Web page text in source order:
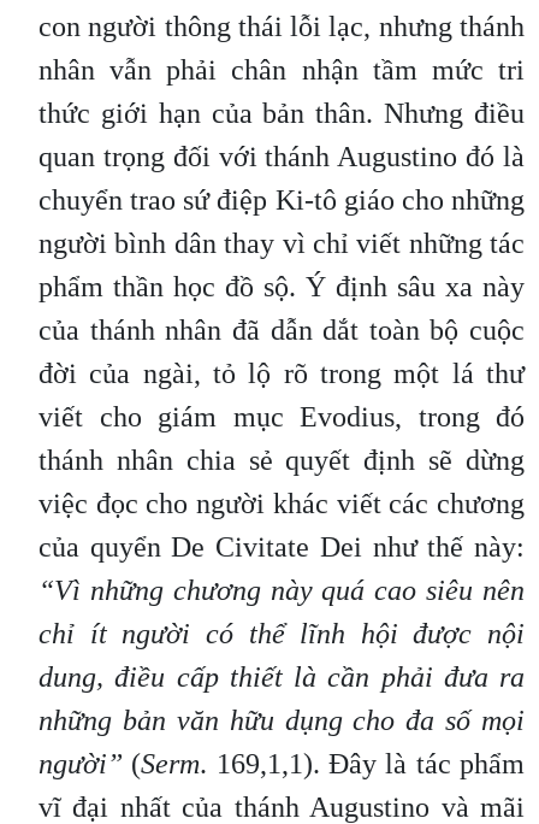
con người thông thái lỗi lạc, nhưng thánh
nhân vẫn phải chân nhận tầm mức tri
thức giới hạn của bản thân. Nhưng điều
quan trọng đối với thánh Augustino đó là
chuyển trao sứ điệp Ki-tô giáo cho những
người bình dân thay vì chỉ viết những tác
phẩm thần học đồ sộ. Ý định sâu xa này
của thánh nhân đã dẫn dắt toàn bộ cuộc
đời của ngài, tỏ lộ rõ trong một lá thư
viết cho giám mục Evodius, trong đó
thánh nhân chia sẻ quyết định sẽ dừng
việc đọc cho người khác viết các chương
của quyển De Civitate Dei như thế này:
“Vì những chương này quá cao siêu nên
chỉ ít người có thể lĩnh hội được nội
dung, điều cấp thiết là cần phải đưa ra
những bản văn hữu dụng cho đa số mọi
người” (Serm. 169,1,1). Đây là tác phẩm
vĩ đại nhất của thánh Augustino và mãi